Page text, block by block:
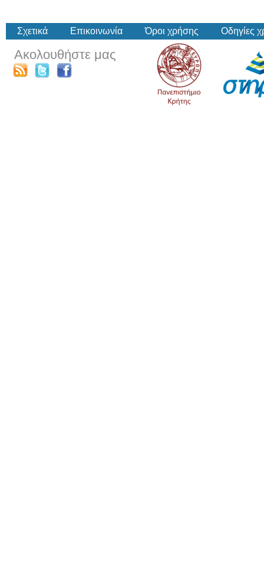
Σχετικά Επικοινωνία Όροι χρήσης Οδηγίες
Ακολουθήστε μας